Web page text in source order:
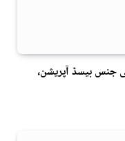
جنس بیسڈ آپریشن،